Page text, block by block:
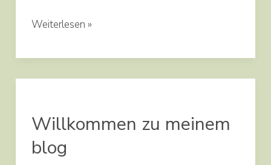
Weiterlesen »
Willkommen zu meinem
blog
meinem
blog